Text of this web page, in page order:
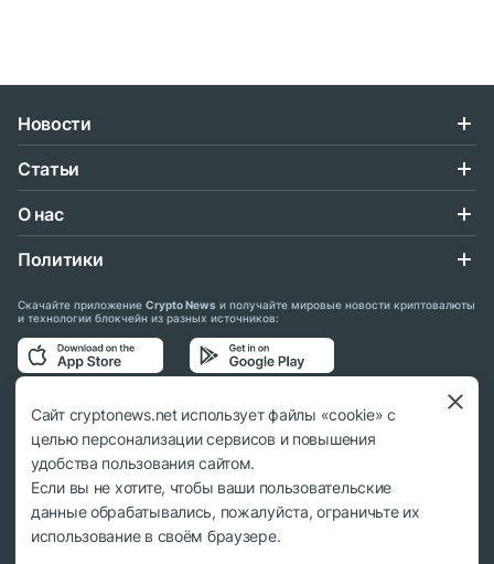
Новости
Статьи
О нас
Политики
Скачайте приложение Crypto News и получайте мировые новости криптовалюты
и технологии блокчейн из разных источников:
Подписывайтесь на нас в социальных сетях:
© 2018 - 2026 Crypto News. При использовании материалов ссылка на
cryptonews.net обязательна.
Сайт cryptonews.net использует файлы «cookie» с
целью персонализации сервисов и повышения
удобства пользования сайтом.
Если вы не хотите, чтобы ваши пользовательские
данные обрабатывались, пожалуйста, ограничьте их
использование в своём браузере.